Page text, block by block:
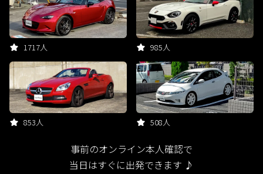
1717人 985人
853人 508人
事前のオンライン本人確認で
当日はすぐに出発できます ♪